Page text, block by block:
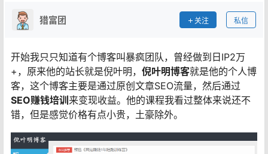
猎富团 关注 私信
开始我只只知道有个博客叫暴疯团队，曾经做到日IP2万
+，原来他的站长就是倪叶明， 倪叶明博客就是他的个人博
客，这个博客主要是通过原创文章SEO流量，然后通过
SEO赚钱培训 来变现收益。他的课程我看过整体来说还不
错，但是感觉价格有点小贵，土豪除外。